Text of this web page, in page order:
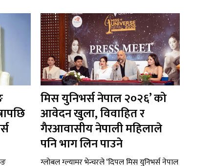
मिस युनिभर्स नेपाल २०२६’ को
आवेदन खुला, विवाहित र
गैरआवासीय नेपाली महिलाले
पनि भाग लिन पाउने
ग्लोबल ग्ल्यामर भेन्चरले ‘दिपल मिस युनिभर्स नेपाल